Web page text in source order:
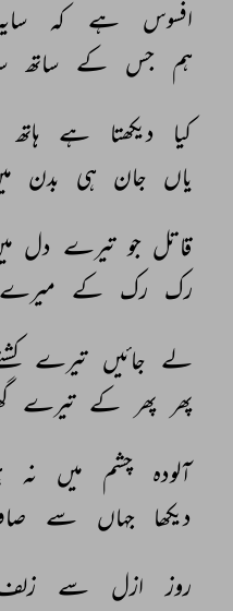
افسوس
ہے کہ
ہم جس کے ساتھ
کیا
دیکھتا ہے ہاتھ
یاں جان ہی بدن
قاتل جو تیرے دل
رک رک کے میرے
لے جائیں تیرے
پھر پھر کے تیرے
آلودہ چشم میں نہ
دیکھا
جہاں سے
روز
ازل سے